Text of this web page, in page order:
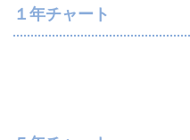
１年チャート